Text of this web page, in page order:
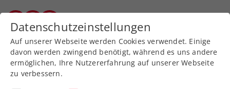
Zurück zur Newsübersicht
Turniere
Datenschutzeinstellungen
Auf unserer Webseite werden Cookies verwendet. Einige
davon werden zwingend benötigt, während es uns andere
ermöglichen, Ihre Nutzererfahrung auf unserer Webseite
zu verbessern.